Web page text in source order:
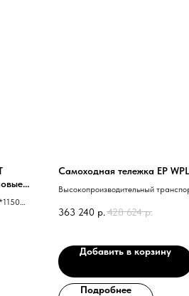
Самоходная тележка EP
Высокопроизводительный
Очень мощный двигатель хода.
363 240 р. 428 624 р.
Добавить в корзину
Подробнее